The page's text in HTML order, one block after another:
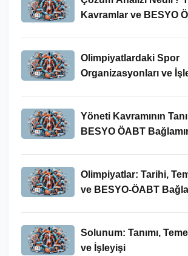
Kavramlar ve BESYO
Olimpiyatlardaki Spor
Organizasyonları ve
Yöneti Kavramının
BESYO ÖABT
Olimpiyatlar: Tarihi,
ve BESYO-ÖABT
Solunum: Tanımı,
ve İşleyişi